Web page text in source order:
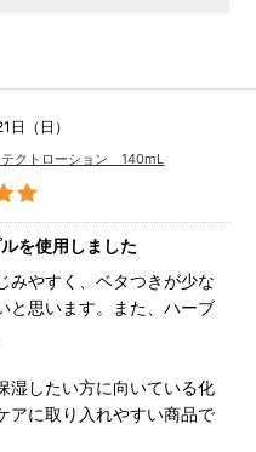
（日）
クトローション 140mL
を使用しました
みやすく、ベタつきが少な
と思います。また、ハーブ
湿したい方に向いている化
アに取り入れやすい商品で